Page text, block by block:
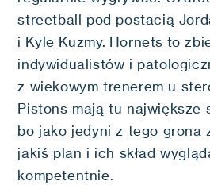
streetball pod postacią
i Kyle Kuzmy. Hornets to
indywidualistów i
z wiekowym trenerem u
Pistons mają tu największe
bo jako jedyni z tego grona
jakiś plan i ich skład
kompetentnie.